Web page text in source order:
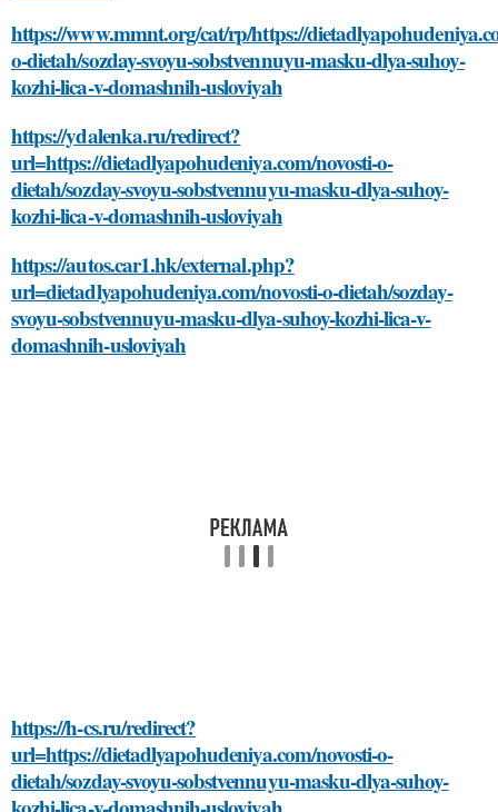
https://www.mmnt.org/cat/rp/https://
o-dietah/sozday-svoyu-sobstvennuyu-masku-dlya-suhoy-
kozhi-lica-v-domashnih-usloviyah
https://ydalenka.ru/redirect?
url=https://dietadlyapohudeniya.com/novosti-o-
dietah/sozday-svoyu-sobstvennuyu-masku-dlya-suhoy-
kozhi-lica-v-domashnih-usloviyah
https://autos.car1.hk/external.php?
url=dietadlyapohudeniya.com/novosti-o-dietah/sozday-
svoyu-sobstvennuyu-masku-dlya-suhoy-kozhi-lica-v-
domashnih-usloviyah
https://h-cs.ru/redirect?
url=https://dietadlyapohudeniya.com/novosti-o-
dietah/sozday-svoyu-sobstvennuyu-masku-dlya-suhoy-